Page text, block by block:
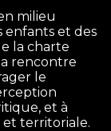
milieu
enfants et des
la charte
rencontre
le
et à
et territoriale.